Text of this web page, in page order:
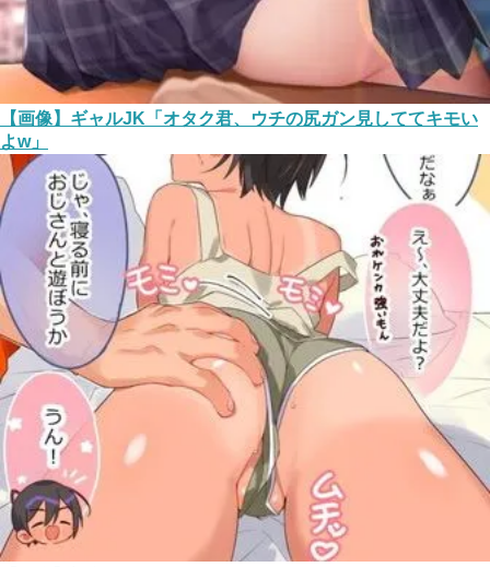
【画像】ギャルJK「オタク君、ウチの尻ガン見しててキモい
よw」